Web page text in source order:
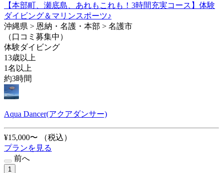
【本部町、瀬底島、あれもこれも！3時間充実コース】体験
ダイビング＆マリンスポーツ♪
沖縄県 > 恩納・名護・本部 > 名護市
（口コミ募集中）
体験ダイビング
13歳以上
1名以上
約3時間
Aqua Dancer(アクアダンサー)
¥15,000〜
（税込）
プランを見る
前へ
1